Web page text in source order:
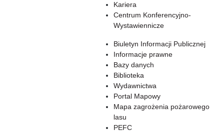
Kariera
Centrum Konferencyjno-
Wystawiennicze
Biuletyn Informacji Publicznej
Informacje prawne
Bazy danych
Biblioteka
Wydawnictwa
Portal Mapowy
Mapa zagrożenia pożarowego
lasu
PEFC